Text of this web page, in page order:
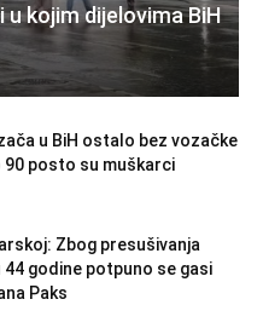
kojim dijelovima BiH
u BiH ostalo bez vozačke
posto su muškarci
Zbog presušivanja
44 godine potpuno se gasi
Paks